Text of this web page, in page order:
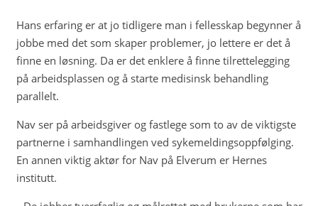
Hans erfaring er at jo tidligere man i fellesskap begynner å
jobbe med det som skaper problemer, jo lettere er det å
finne en løsning. Da er det enklere å finne tilrettelegging
på arbeidsplassen og å starte medisinsk behandling
parallelt.
Nav ser på arbeidsgiver og fastlege som to av de viktigste
partnerne i samhandlingen ved sykemeldingsoppfølging.
En annen viktig aktør for Nav på Elverum er Hernes
institutt.